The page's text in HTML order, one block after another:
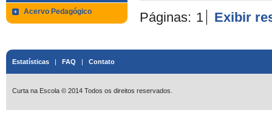
Acervo Pedagógico Páginas: 1 Exibir
Estatísticas | FAQ | Contato
Curta na Escola © 2014 Todos os direitos reservados.